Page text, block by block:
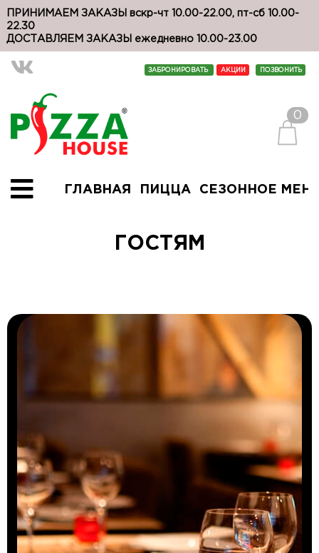
ПРИНИМАЕМ ЗАКАЗЫ вскр-чт 10.00-22.00, пт-сб 10.00-
22.30
ДОСТАВЛЯЕМ ЗАКАЗЫ ежедневно 10.00-23.00
ЗАБРОНИРОВАТЬ АКЦИИ ПОЗВОНИТЬ
0
ГЛАВНАЯ ПИЦЦА СЕЗОННОЕ
ГОСТЯМ